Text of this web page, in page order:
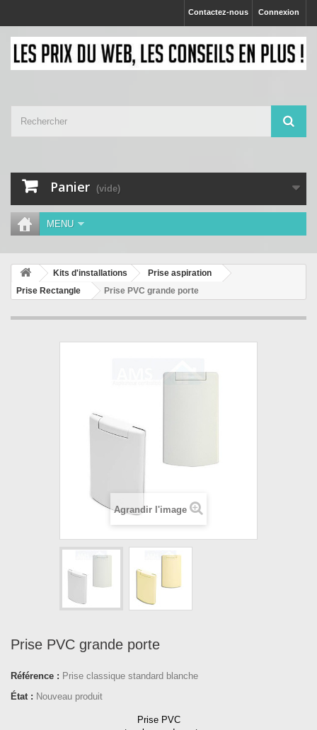
Connexion
Contactez-nous
Panier (vide)
MENU
Kits d'installations
Prise aspiration
Prise Rectangle
Prise PVC grande porte
Agrandir l'image
Prise PVC grande porte
Référence : Prise classique standard blanche
État : Nouveau produit
Prise PVC